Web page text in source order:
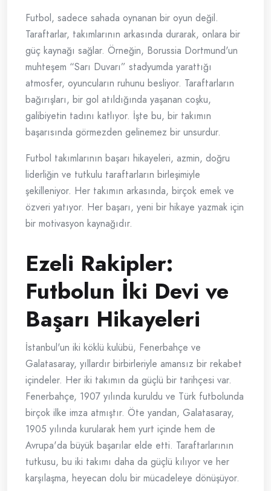
Futbol, sadece sahada oynanan bir oyun değil.
Taraftarlar, takımlarının arkasında durarak, onlara bir
güç kaynağı sağlar. Örneğin, Borussia Dortmund'un
muhteşem “Sarı Duvarı” stadyumda yarattığı
atmosfer, oyuncuların ruhunu besliyor. Taraftarların
bağırışları, bir gol atıldığında yaşanan coşku,
galibiyetin tadını katlıyor. İşte bu, bir takımın
başarısında görmezden gelinemez bir unsurdur.
Futbol takımlarının başarı hikayeleri, azmin, doğru
liderliğin ve tutkulu taraftarların birleşimiyle
şekilleniyor. Her takımın arkasında, birçok emek ve
özveri yatıyor. Her başarı, yeni bir hikaye yazmak için
bir motivasyon kaynağıdır.
Ezeli Rakipler:
Futbolun İki Devi ve
Başarı Hikayeleri
İstanbul'un iki köklü kulübü, Fenerbahçe ve
Galatasaray, yıllardır birbirleriyle amansız bir rekabet
içindeler. Her iki takımın da güçlü bir tarihçesi var.
Fenerbahçe, 1907 yılında kuruldu ve Türk futbolunda
birçok ilke imza atmıştır. Öte yandan, Galatasaray,
1905 yılında kurularak hem yurt içinde hem de
Avrupa'da büyük başarılar elde etti. Taraftarlarının
tutkusu, bu iki takımı daha da güçlü kılıyor ve her
karşılaşma, heyecan dolu bir mücadeleye dönüşüyor.